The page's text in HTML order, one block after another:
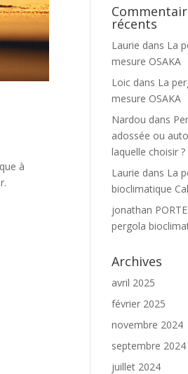
à
récents
Laurie dans La
mesure OSAKA
Loic dans La
mesure OSAKA
Nardou dans
adossée ou
laquelle choisir ?
Laurie dans La
bioclimatique
jonathan PORTE
pergola
Archives
avril 2025
février 2025
novembre 2024
septembre 2024
juillet 2024